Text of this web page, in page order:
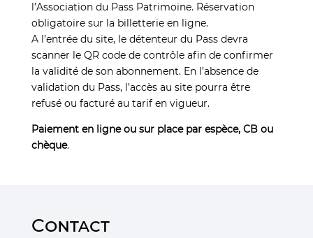
l’Association du Pass Patrimoine. Réservation
obligatoire sur la billetterie en ligne.
A l’entrée du site, le détenteur du Pass devra
scanner le QR code de contrôle afin de confirmer
la validité de son abonnement. En l’absence de
validation du Pass, l’accès au site pourra être
refusé ou facturé au tarif en vigueur.
Paiement en ligne ou sur place par espèce, CB ou
chèque.
Contact